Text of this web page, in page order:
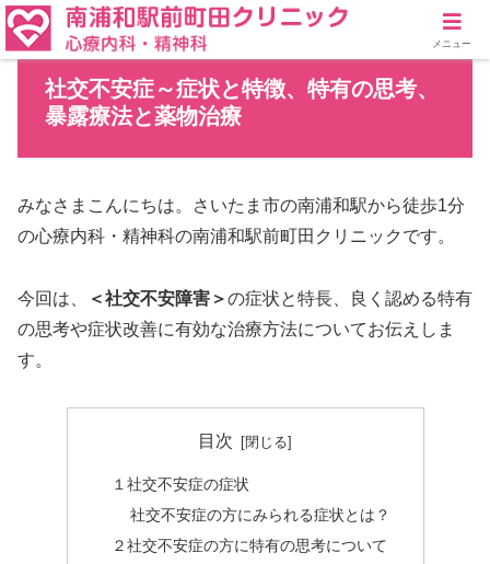
社交不安症～症状と特徴、特有の思考、
暴露療法と薬物治療
みなさまこんにちは。さいたま市の南浦和駅から徒歩1分
の心療内科・精神科の南浦和駅前町田クリニックです。
今回は、 ＜社交不安障害＞の症状と特長、良く認める特有
の思考や症状改善に有効な治療方法についてお伝えしま
す。
目次
１社交不安症の症状
社交不安症の方にみられる症状とは？
２社交不安症の方に特有の思考について
メニュー